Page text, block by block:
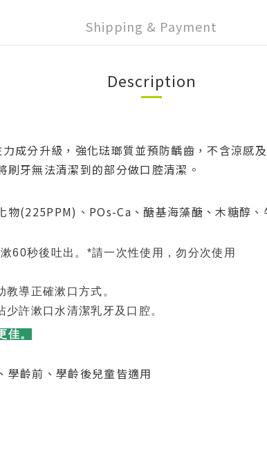
Shipping & Payment
Description
成分升級，強化琺瑯質並預防齲齒，不含涼感
刷牙無法清潔到的部分做口腔清潔。
物(225PPM)、POs-Ca、醣基海藻醣、木糖醇、
60秒後吐出。*請一次性使用，勿分次使用
教導正確漱口方式。
許漱口水清潔乳牙及口腔。
佳。
學齡前、學齡後兒童皆適用